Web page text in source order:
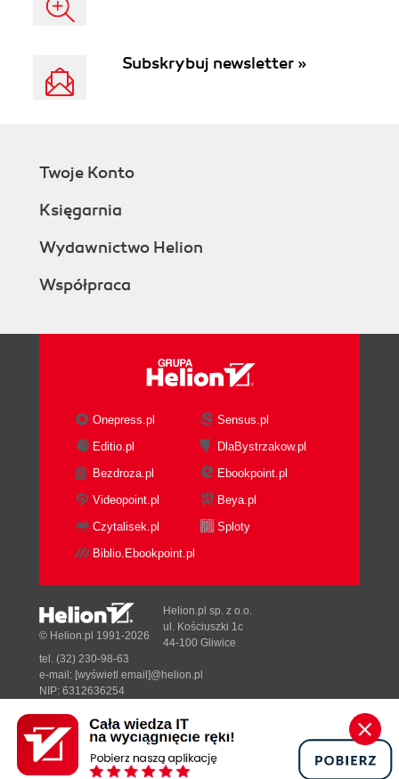
Subskrybuj newsletter »
Twoje Konto
Księgarnia
Wydawnictwo Helion
Współpraca
Onepress.pl
Sensus.pl
Editio.pl
DlaBystrzakow.pl
Bezdroza.pl
Ebookpoint.pl
Videopoint.pl
Beya.pl
Czytalisek.pl
Sploty
Biblio.Ebookpoint.pl
Designed with ♥ byTonik.pl
© Helion.pl 1991-2026
Helion.pl sp. z o.o.
ul. Kościuszki 1c
44-100 Gliwice
tel. (32) 230-98-63
e-mail: [wyświetl email]@helion.pl
NIP: 6312636254